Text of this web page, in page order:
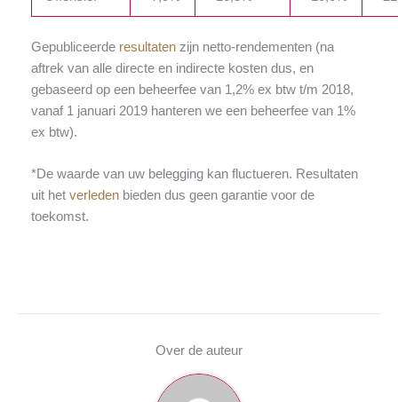
Gepubliceerde resultatenzijn netto-rendementen (na
aftrek van alle directe en indirecte kosten dus, en
gebaseerd op een beheerfee van 1,2% ex btw t/m 2018,
vanaf 1 januari 2019 hanteren we een beheerfee van 1%
ex btw).
*De waarde van uw belegging kan fluctueren. Resultaten
uit het verledenbieden dus geen garantie voor de
toekomst.
Over de auteur